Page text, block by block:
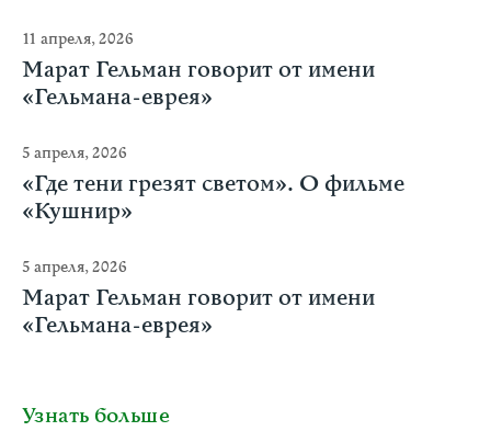
11 апреля, 2026
Марат Гельман говорит от имени
«Гельмана-еврея»
5 апреля, 2026
«Где тени грезят светом». О фильме
«Кушнир»
5 апреля, 2026
Марат Гельман говорит от имени
«Гельмана-еврея»
Узнать больше